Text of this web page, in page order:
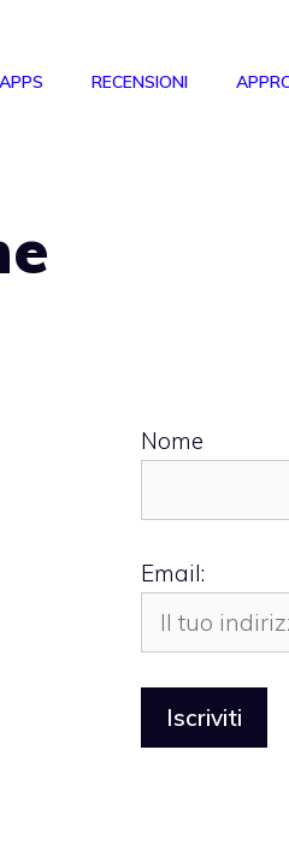
RECENSIONI
Nome
Email: